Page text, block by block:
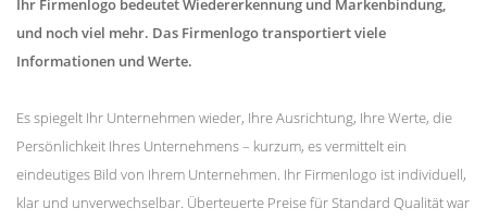
Ihr Firmenlogo bedeutet Wiedererkennung und Markenbindung,
und noch viel mehr. Das Firmenlogo transportiert viele
Informationen und Werte.
Es spiegelt Ihr Unternehmen wieder, Ihre Ausrichtung, Ihre Werte, die
Persönlichkeit Ihres Unternehmens – kurzum, es vermittelt ein
eindeutiges Bild von Ihrem Unternehmen. Ihr Firmenlogo ist individuell,
klar und unverwechselbar. Überteuerte Preise für Standard Qualität war